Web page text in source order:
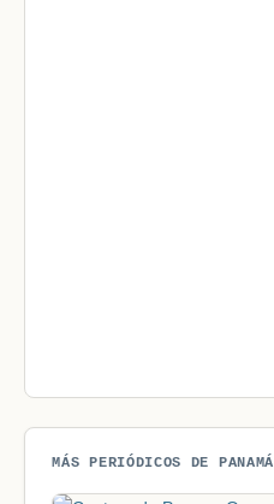
MÁS PERIÓDICOS DE PANAMÁ